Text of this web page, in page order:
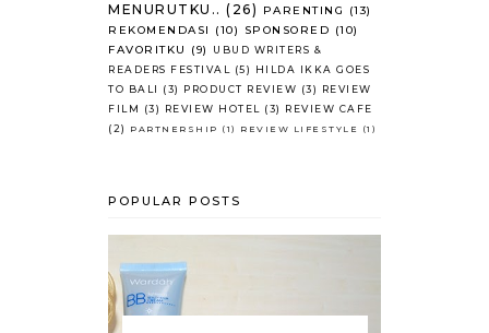
MENURUTKU.. (26) PARENTING
(13)
REKOMENDASI
(10) SPONSORED (10)
FAVORITKU
(9)
UBUD WRITERS &
READERS FESTIVAL (5)
HILDA IKKA GOES
TO BALI
(3) PRODUCT REVIEW (3)
REVIEW
FILM
(3) REVIEW HOTEL (3)
REVIEW CAFE
(2)
PARTNERSHIP (1) REVIEW LIFESTYLE (1)
POPULAR POSTS